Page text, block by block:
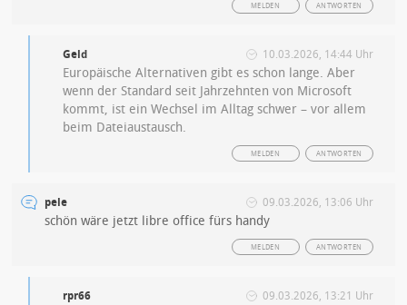
ANTWORTEN
MELDEN
Geld 10.03.2026, 14:44 Uhr
Europäische Alternativen gibt es schon lange. Aber
wenn der Standard seit Jahrzehnten von Microsoft
kommt, ist ein Wechsel im Alltag schwer – vor allem
beim Dateiaustausch.
ANTWORTEN
MELDEN
pele 09.03.2026, 13:06 Uhr
schön wäre jetzt libre office fürs handy
ANTWORTEN
MELDEN
rpr66 09.03.2026, 13:21 Uhr